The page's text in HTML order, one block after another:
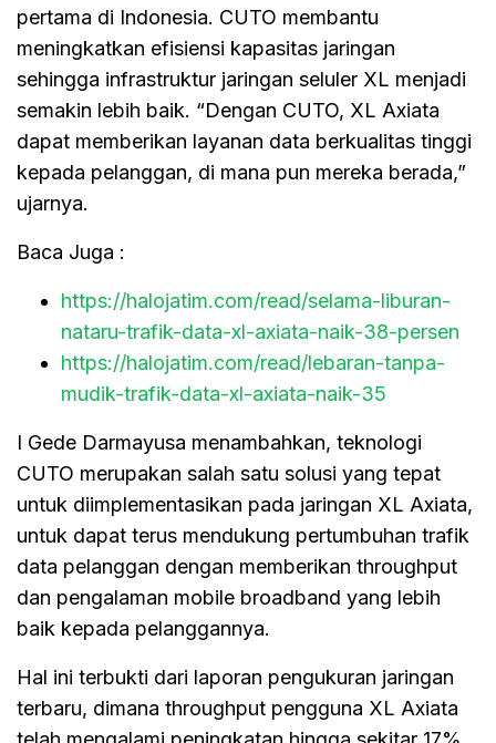
pertama di Indonesia. CUTO membantu
meningkatkan efisiensi kapasitas jaringan
sehingga infrastruktur jaringan seluler XL menjadi
semakin lebih baik. “Dengan CUTO, XL Axiata
dapat memberikan layanan data berkualitas tinggi
kepada pelanggan, di mana pun mereka berada,”
ujarnya.
Baca Juga :
https://halojatim.com/read/selama-liburan-
nataru-trafik-data-xl-axiata-naik-38-persen
https://halojatim.com/read/lebaran-tanpa-
mudik-trafik-data-xl-axiata-naik-35
I Gede Darmayusa menambahkan, teknologi
CUTO merupakan salah satu solusi yang tepat
untuk diimplementasikan pada jaringan XL Axiata,
untuk dapat terus mendukung pertumbuhan trafik
data pelanggan dengan memberikan throughput
dan pengalaman mobile broadband yang lebih
baik kepada pelanggannya.
Hal ini terbukti dari laporan pengukuran jaringan
terbaru, dimana throughput pengguna XL Axiata